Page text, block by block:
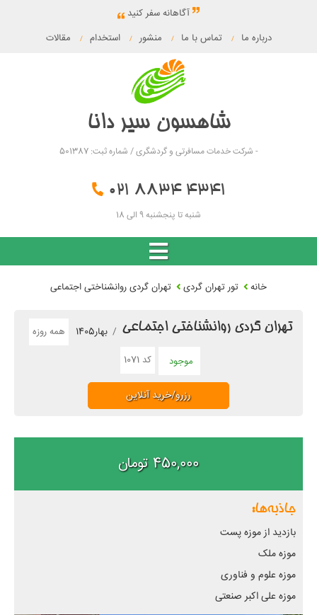
آگاهانه سفر کنید
درباره ما
/ تماس با ما / منشور / استخدام / مقالات
شاهسون سیر دانا
- شرکت خدمات مسافرتی و گردشگری / شماره ثبت: 501387
021 8834 4341
شنبه تا پنجشنبه 9 الی 18
خانه تور تهران گردی تهران گردی روانشناختی اجتماعی
تهران گردی روانشناختی اجتماعی بهار1405 همه روزه
موجود کد 1071
رزرو/خرید آنلاین
450,000 تومان
جاذبه‌ها:
بازدید از موزه پست
موزه ملک
موزه علوم و فناوری
موزه علی اکبر صنعتی